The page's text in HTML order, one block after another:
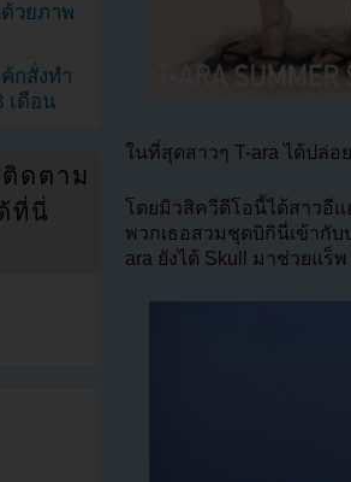
ในที่สุดสาวๆ T-ara ได้ปล่อ
โดยมิวสิควีดีโอนี้ได้สาวอี
พวกเธอสวมชุดบิกินี่เข้ากั
ara ยังได้ Skull มาช่วยแร็
วยภาพ
กสั่งทำ
เดือน
ดตาม
ที่นี่